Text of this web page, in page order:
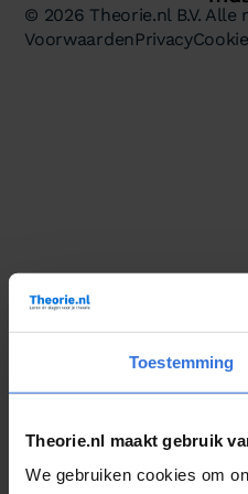
Toestemming
Theorie.nl maakt gebruik
We gebruiken cookies om
© 2026 Theorie.nl B.V.
VoorwaardenPrivacy